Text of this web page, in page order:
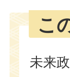
こ
未来